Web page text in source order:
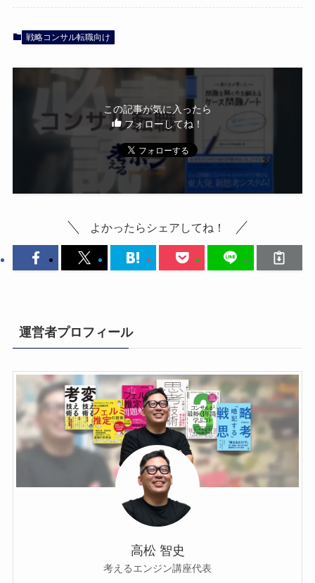
戦略コンサル転職向け
この記事が気に入ったら
フォローしてね！
よかったらシェアしてね！
運営者プロフィール
高松 智史
考えるエンジン講座代表